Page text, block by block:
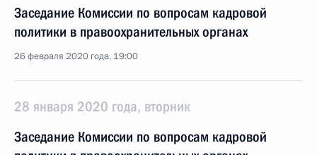
Заседание Комиссии по вопросам кадровой
политики в правоохранительных органах
26 февраля 2020 года, 19:00
28 января 2020 года, вторник
Заседание Комиссии по вопросам кадровой